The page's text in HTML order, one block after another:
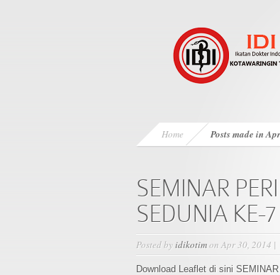
Home Posts made in
SEMINAR
SEDUNIA KE-7
Posted byidikotimon Apr 30, 2014 |
Download Leaflet di sini